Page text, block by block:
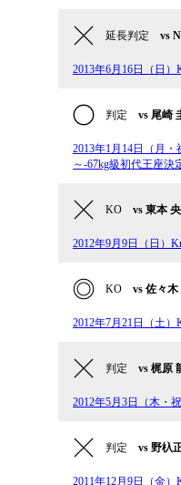
延長判定 vs
2013年6月16日（日）
判定 vs 尾崎
2013年1月14日（月・
～-67kg級初代王座決
KO vs 東本
2012年9月9日（日）
KO vs 佐々木
2012年7月21日（土）
判定 vs 梶原
2012年5月3日（木・
判定 vs 野杁
2011年12月9日（金）